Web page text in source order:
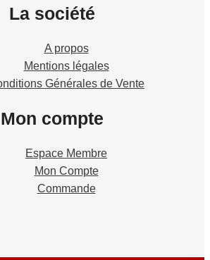
La société
A propos
Mentions légales
Générales de Vente
Mon compte
Espace Membre
Mon Compte
Commande